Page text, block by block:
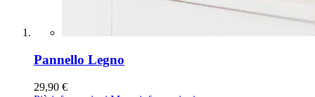
Pannello Legno
29,90 €